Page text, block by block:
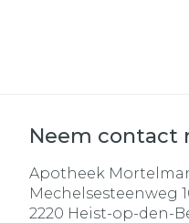
Neem contact
Apotheek
Mechelsesteenweg
2220 Heist-op-den-